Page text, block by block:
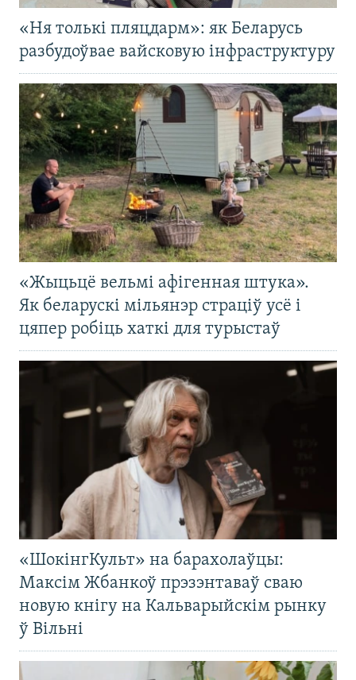
«Ня толькі пляцдарм»: як Беларусь
разбудоўвае вайсковую інфраструктуру
«Жыцьцё вельмі афігенная штука».
Як беларускі мільянэр страціў усё і
цяпер робіць хаткі для турыстаў
«ШокінгКульт» на барахолаўцы:
Максім Жбанкоў прэзэнтаваў сваю
новую кнігу на Кальварыйскім рынку
ў Вільні